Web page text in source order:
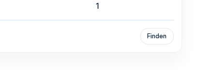
1
Finden